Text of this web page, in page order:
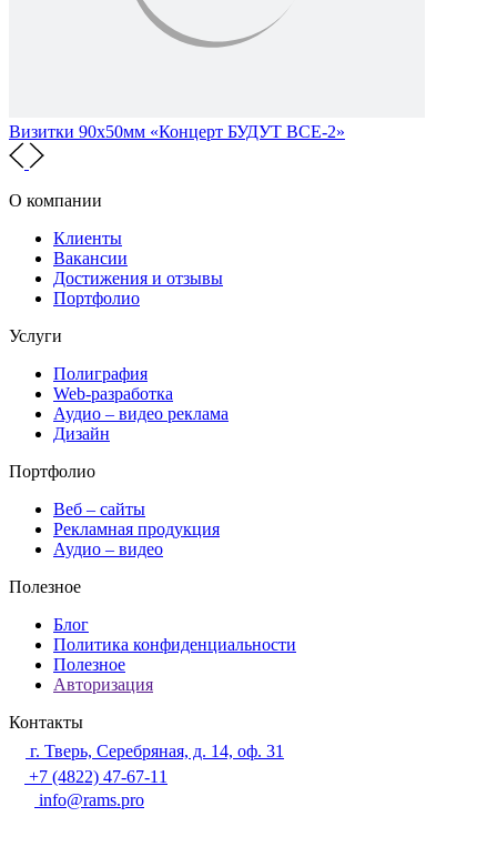
Визитки 90х50мм «Концерт БУДУТ ВСЕ-2»
О компании
Клиенты
Вакансии
Достижения и отзывы
Портфолио
Услуги
Полиграфия
Web-разработка
Аудио – видео реклама
Дизайн
Портфолио
Веб – сайты
Рекламная продукция
Аудио – видео
Полезное
Блог
Политика конфиденциальности
Полезное
Авторизация
Контакты
г. Тверь, Серебряная, д. 14, оф. 31
+7 (4822) 47-67-11
info@rams.pro